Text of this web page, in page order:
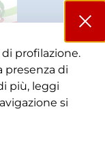
profilazione.
presenza di
più, leggi
si